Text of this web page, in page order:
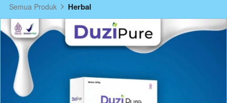
Semua Produk Herbal